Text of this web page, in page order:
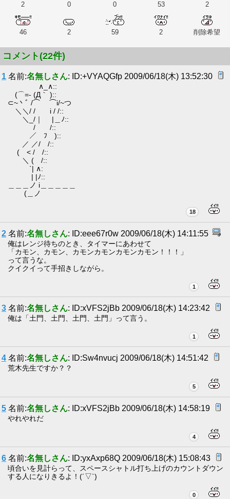
2 0 0 53 2
46 2 59 2 削除希望
コメント(22件)
1 名前:名無しさん: ID:+VYAQGfp 2009/06/18(木) 13:52:30
∧_∧::
(⌒=- (Д｀ )::
⊂~丶ﾞ /⌒ ⌒i/~つ
＼＼/ / i / /::
＼_/｜ |＿ﾉ::
/ /::
／ ﾌ )::
／ ／/ /::
( < / /::
＼ ( /::
`| ∧:
| |ﾉ::
＿＿＿ノ i＿＿＿＿＿
(＿ノ
18
2 名前:名無しさん: ID:eee67r0w 2009/06/18(木) 14:11:55
俺はレンジ待ちのとき、タイマーにあわせて
「カモン、カモン、カモンカモンカモンカモン！！！」
って言うな。
クイクイって手招きしながら。
1
3 名前:名無しさん: ID:xVFS2jBb 2009/06/18(木) 14:23:42
俺は「土門、土門、土門、土門」って言う。
1
4 名前:名無しさん: ID:Sw4nvucj 2009/06/18(木) 14:51:42
荒木先生ですか？？
5
5 名前:名無しさん: ID:xVFS2jBb 2009/06/18(木) 14:58:19
やれやれだ
4
6 名前:名無しさん: ID:yxAxp68Q 2009/06/18(木) 15:08:43
頃合いを見計らって、スペースシャトル打ち上げのカウントダウン
する人になりきるよ！(´▽`)
0